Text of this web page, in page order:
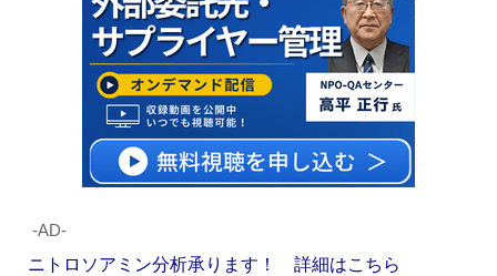
‐AD‐
ニトロソアミン分析承ります！ 詳細はこちら